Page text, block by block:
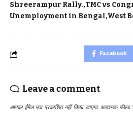
Shreerampur Rally. TMC vs
Unemployment in Bengal West
Facebook
Leave a comment
आपका ईमेल पता प्रकाशित नहीं किया जाएगा. आवश्यक फ़ील्ड